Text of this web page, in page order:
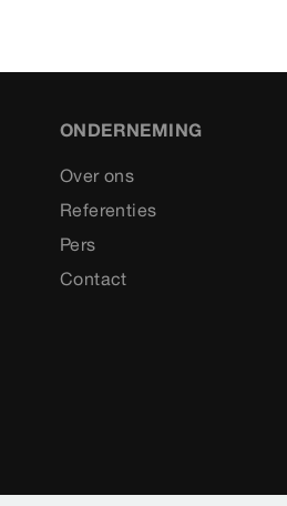
ONDERNEMING
Over ons
Referenties
Pers
Contact